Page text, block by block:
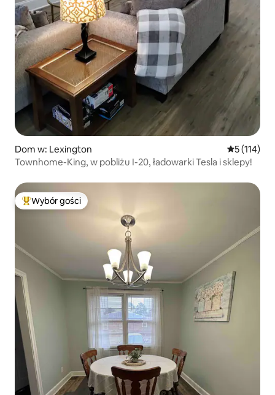
Dom w: Lexington Średnia
5 (114)
Townhome-King, w pobliżu I-20, ładowarki Tesla i sklepy!
Najpopularniejsze z kategorii Wybór gości
Wybór gości